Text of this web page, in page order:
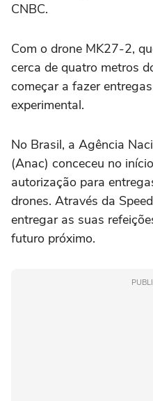
CNBC.
Com o drone MK27-2,
cerca de quatro metros
começar a fazer
experimental.
No Brasil, a Agência
(Anac) conceceu no
autorização para
drones. Através da
entregar as suas
futuro próximo.